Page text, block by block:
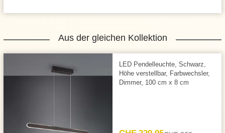
Aus der gleichen Kollektion
LED Pendelleuchte, Schwarz,
Höhe verstellbar, Farbwechsler,
Dimmer, 100 cm x 8 cm